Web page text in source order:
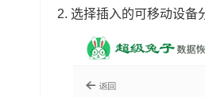
2. 选择插入的可移动设备